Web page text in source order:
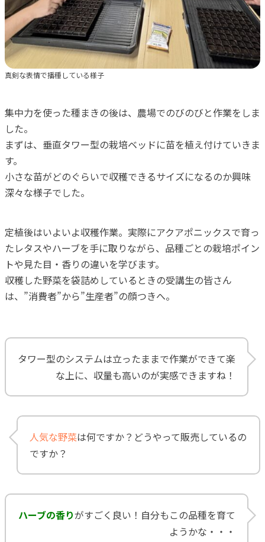
真剣な表情で播種している様子
集中力を使った種まきの後は、農場でのびのびと作業をしま
した。
まずは、垂直タワー型の栽培ベッドに苗を植え付けていきま
す。
小さな苗がどのぐらいで収穫できるサイズになるのか興味
深々な様子でした。
定植後はいよいよ収穫作業。実際にアクアポニックスで育っ
たレタスやハーブを手に取りながら、品種ごとの栽培ポイン
トや見た目・香りの違いを学びます。
収穫した野菜を袋詰めしているときの受講生の皆さん
は、”消費者”から”生産者”の顔つきへ。
タワー型のシステムは立ったままで作業ができて楽
な上に、収量も高いのが実感できますね！
人気な野菜は何ですか？どうやって販売しているの
ですか？
ハーブの香りがすごく良い！自分もこの品種を育て
ようかな・・・